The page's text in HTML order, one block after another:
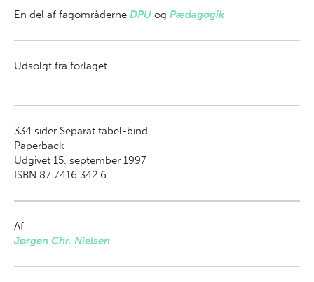
En del af fagområderne DPU og Pædagogik
Udsolgt fra forlaget
334 sider Separat tabel-bind
Paperback
Udgivet 15. september 1997
ISBN 87 7416 342 6
Af
Jørgen Chr. Nielsen